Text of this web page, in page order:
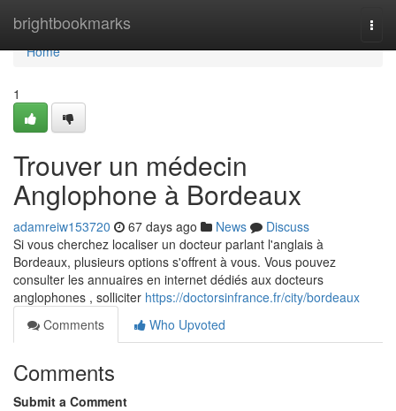
brightbookmarks
Home
Home
1
Trouver un médecin
Anglophone à Bordeaux
adamreiw153720 67 days ago News
Discuss
Si vous cherchez localiser un docteur parlant l'anglais à
Bordeaux, plusieurs options s'offrent à vous. Vous pouvez
consulter les annuaires en internet dédiés aux docteurs
anglophones , solliciter https://doctorsinfrance.fr/city/bordeaux
Comments
Who Upvoted
Comments
Submit a Comment